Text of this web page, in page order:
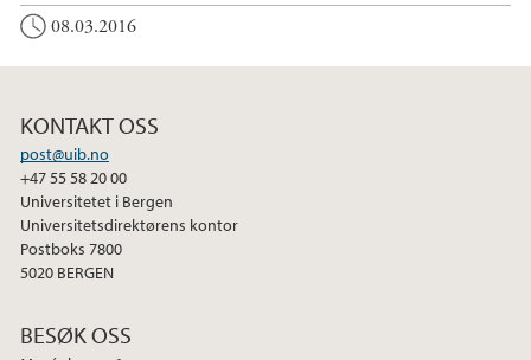
08.03.2016
KONTAKT OSS
post@uib.no
+47 55 58 20 00
Universitetet i Bergen
Universitetsdirektørens kontor
Postboks 7800
5020 BERGEN
BESØK OSS